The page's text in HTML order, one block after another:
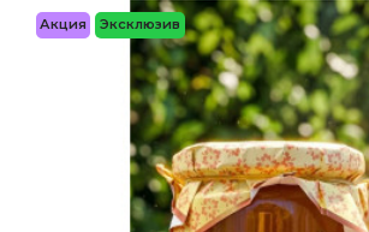
Акция Эксклюзив